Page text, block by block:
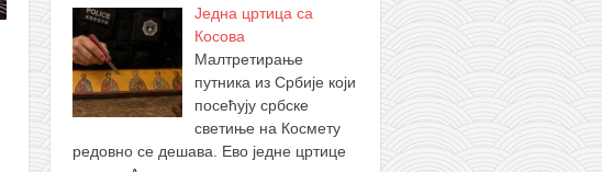
Једна цртица са
Косова
Малтретирање
путника из Србије који
посећују србске
светиње на Космету
редовно се дешава. Ево једне цртице